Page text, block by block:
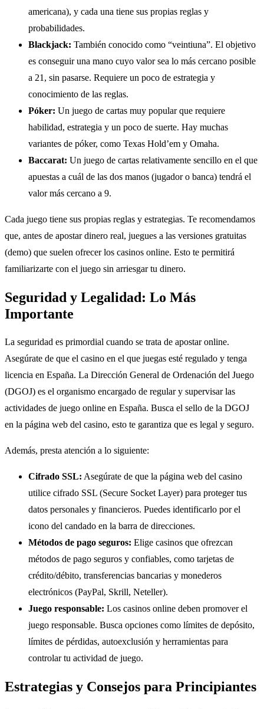
americana), y cada una tiene sus propias reglas y
probabilidades.
Blackjack: También conocido como “veintiuna”. El objetivo
es conseguir una mano cuyo valor sea lo más cercano posible
a 21, sin pasarse. Requiere un poco de estrategia y
conocimiento de las reglas.
Póker: Un juego de cartas muy popular que requiere
habilidad, estrategia y un poco de suerte. Hay muchas
variantes de póker, como Texas Hold’em y Omaha.
Baccarat: Un juego de cartas relativamente sencillo en el que
apuestas a cuál de las dos manos (jugador o banca) tendrá el
valor más cercano a 9.
Cada juego tiene sus propias reglas y estrategias. Te recomendamos
que, antes de apostar dinero real, juegues a las versiones gratuitas
(demo) que suelen ofrecer los casinos online. Esto te permitirá
familiarizarte con el juego sin arriesgar tu dinero.
Seguridad y Legalidad: Lo Más
Importante
La seguridad es primordial cuando se trata de apostar online.
Asegúrate de que el casino en el que juegas esté regulado y tenga
licencia en España. La Dirección General de Ordenación del Juego
(DGOJ) es el organismo encargado de regular y supervisar las
actividades de juego online en España. Busca el sello de la DGOJ
en la página web del casino, esto te garantiza que es legal y seguro.
Además, presta atención a lo siguiente:
Cifrado SSL: Asegúrate de que la página web del casino
utilice cifrado SSL (Secure Socket Layer) para proteger tus
datos personales y financieros. Puedes identificarlo por el
icono del candado en la barra de direcciones.
Métodos de pago seguros: Elige casinos que ofrezcan
métodos de pago seguros y confiables, como tarjetas de
crédito/débito, transferencias bancarias y monederos
electrónicos (PayPal, Skrill, Neteller).
Juego responsable: Los casinos online deben promover el
juego responsable. Busca opciones como límites de depósito,
límites de pérdidas, autoexclusión y herramientas para
controlar tu actividad de juego.
Estrategias y Consejos para Principiantes